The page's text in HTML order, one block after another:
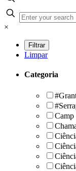
×
Limpar
Categoria
Camp